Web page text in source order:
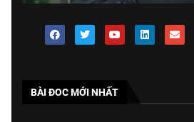
BÀI ĐOC MỚI NHẤT